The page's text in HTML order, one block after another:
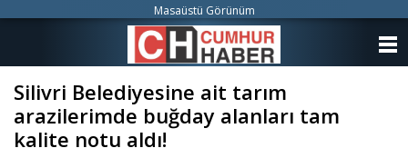
Silivri Belediyesine ait tarım
arazilerimde buğday alanları tam
kalite notu aldı!
Masaüstü Görünüm